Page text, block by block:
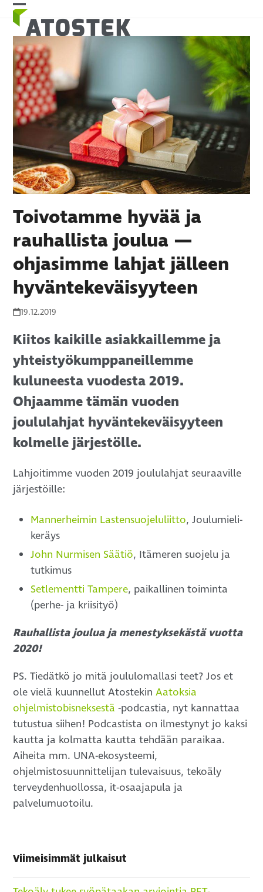
Skip
content
Open
mobile
menu
Close
mobile
menu
Toivotamme hyvää ja
rauhallista joulua —
ohjasimme lahjat jälleen
hyväntekeväisyyteen
19.12.2019
Kiitos kaikille asiakkaillemme ja
yhteistyökumppaneillemme
kuluneesta vuodesta 2019.
Ohjaamme tämän vuoden
joululahjat hyväntekeväisyyteen
kolmelle järjestölle.
Lahjoitimme vuoden 2019 joululahjat seuraaville
järjestöille:
Mannerheimin Lastensuojeluliitto, Joulumieli-
keräys
John Nurmisen Säätiö, Itämeren suojelu ja
tutkimus
Setlementti Tampere, paikallinen toiminta
(perhe- ja kriisityö)
Rauhallista joulua ja menestyksekästä vuotta
2020!
PS. Tiedätkö jo mitä joululomallasi teet? Jos et
ole vielä kuunnellut AtostekinAatoksia
ohjelmistobisneksestä -podcastia, nyt kannattaa
tutustua siihen! Podcastista on ilmestynyt jo kaksi
kautta ja kolmatta kautta tehdään paraikaa.
Aiheita mm. UNA-ekosysteemi,
ohjelmistosuunnittelijan tulevaisuus, tekoäly
terveydenhuollossa, it-osaajapula ja
palvelumuotoilu.
Viimeisimmät julkaisut